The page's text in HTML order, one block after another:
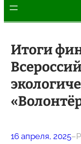
Итоги
16 апреля, 2025–